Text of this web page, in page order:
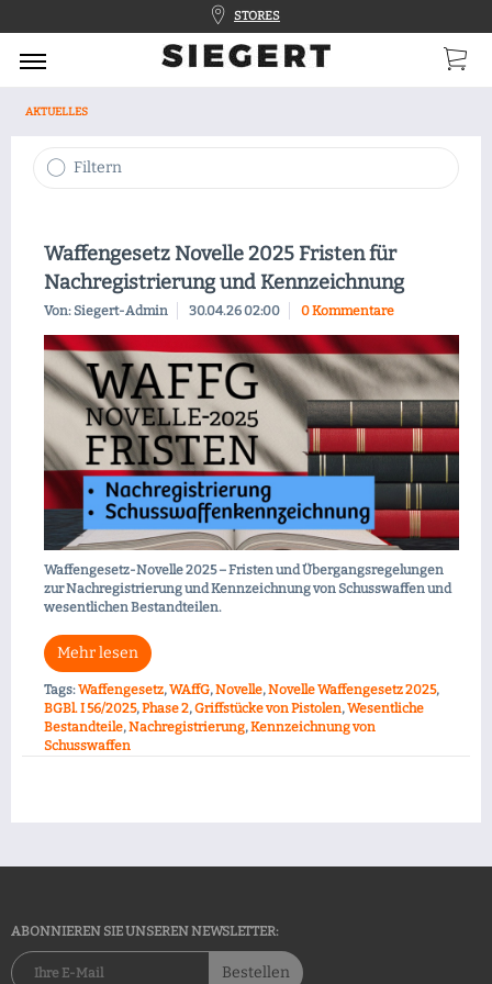
STORES
AKTUELLES
Filtern
Waffengesetz Novelle 2025 Fristen für
Nachregistrierung und Kennzeichnung
Von: Siegert-Admin 30.04.26 02:00 0 Kommentare
Waffengesetz-Novelle 2025 – Fristen und Übergangsregelungen
zur Nachregistrierung und Kennzeichnung von Schusswaffen und
wesentlichen Bestandteilen.
Mehr lesen
Tags:Waffengesetz,WAffG,Novelle,Novelle Waffengesetz 2025,
BGBl. I 56/2025,Phase 2,Griffstücke von Pistolen,Wesentliche
Bestandteile,Nachregistrierung,Kennzeichnung von
Schusswaffen
ABONNIEREN SIE UNSEREN NEWSLETTER:
Bestellen